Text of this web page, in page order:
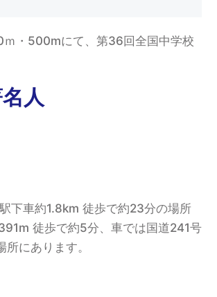
・500mにて、第36回全国中学校
人
下車約1.8km 徒歩で約23分の場所
徒歩で約5分、車では国道241号
にあります。